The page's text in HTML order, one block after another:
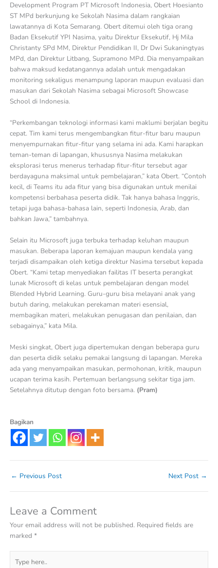
Development Program PT Microsoft Indonesia, Obert Hoesianto
ST MPd berkunjung ke Sekolah Nasima dalam rangkaian
lawatannya di Kota Semarang. Obert ditemui oleh tiga orang
Badan Eksekutif YPI Nasima, yaitu Direktur Eksekutif, Hj Mila
Christanty SPd MM, Direktur Pendidikan II, Dr Dwi Sukaningtyas
MPd, dan Direktur Litbang, Supramono MPd. Dia menyampaikan
bahwa maksud kedatangannya adalah untuk mengadakan
monitoring sekaligus menampung laporan maupun evaluasi dan
masukan dari Sekolah Nasima sebagai Microsoft Showcase
School di Indonesia.
“Perkembangan teknologi informasi kami maklumi berjalan begitu
cepat. Tim kami terus mengembangkan fitur-fitur baru maupun
menyempurnakan fitur-fitur yang selama ini ada. Kami harapkan
teman-teman di lapangan, khususnya Nasima melakukan
eksplorasi terus menerus terhadap fitur-fitur tersebut agar
berdayaguna maksimal untuk pembelajaran,” kata Obert. “Contoh
kecil, di Teams itu ada fitur yang bisa digunakan untuk menilai
kompetensi berbahasa peserta didik. Tak hanya bahasa Inggris,
tetapi juga bahasa-bahasa lain, seperti Indonesia, Arab, dan
bahkan Jawa,” tambahnya.
Selain itu Microsoft juga terbuka terhadap keluhan maupun
masukan. Beberapa laporan kemajuan maupun kendala yang
terjadi disampaikan oleh ketiga direktur Nasima tersebut kepada
Obert. “Kami tetap menyediakan failitas IT beserta perangkat
lunak Microsoft di kelas untuk pembelajaran dengan model
Blended Hybrid Learning. Guru-guru bisa melayani anak yang
butuh daring, melakukan perekaman materi esensial,
membagikan materi, melakukan penugasan dan penilaian, dan
sebagainya,” kata Mila.
Meski singkat, Obert juga dipertemukan dengan beberapa guru
dan peserta didik selaku pemakai langsung di lapangan. Mereka
ada yang menyampaikan masukan, permohonan, kritik, maupun
ucapan terima kasih. Pertemuan berlangsung sekitar tiga jam.
Setelahnya ditutup dengan foto bersama. (Pram)
Bagikan
← Previous Post Next Post →
Leave a Comment
Your email address will not be published. Required fields are
marked *